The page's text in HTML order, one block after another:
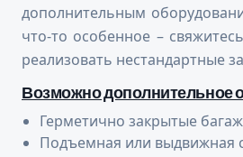
дополнительным
что-то особенное –
реализовать нестандартные
Возможно дополнительное
Герметично закрытые
Подъемная или выдвижная